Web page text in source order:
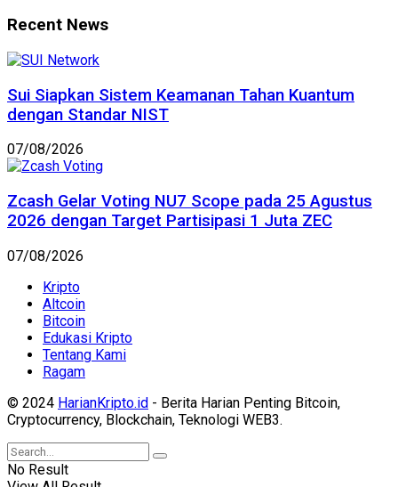
Recent News
Sui Siapkan Sistem Keamanan Tahan Kuantum
dengan Standar NIST
07/08/2026
Zcash Gelar Voting NU7 Scope pada 25 Agustus
2026 dengan Target Partisipasi 1 Juta ZEC
07/08/2026
Kripto
Altcoin
Bitcoin
Edukasi Kripto
Tentang Kami
Ragam
© 2024 HarianKripto.id - Berita Harian Penting Bitcoin,
Cryptocurrency, Blockchain, Teknologi WEB3.
No Result